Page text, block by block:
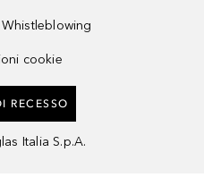
cookie
RECESSO
Italia S.p.A.